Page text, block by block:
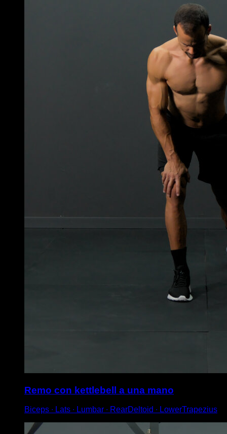
Remo con kettlebell a una mano
Biceps ∙ Lats ∙ Lumbar ∙ RearDeltoid ∙ LowerTrapezius